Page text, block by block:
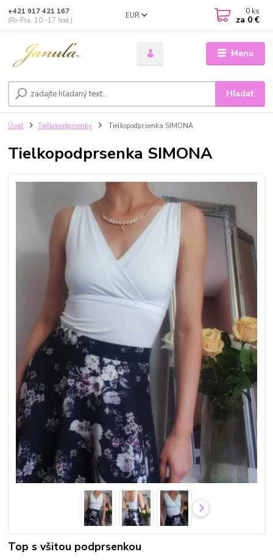
Menu
EUR
Hľadať
+421 917 421 167
(Po-Pia, 10 -17 hod.)
0 ks
za 0 €
Úvod Tielkopodprsenky Tielkopodprsenka SIMONA
Tielkopodprsenka SIMONA
Top s všitou podprsenkou